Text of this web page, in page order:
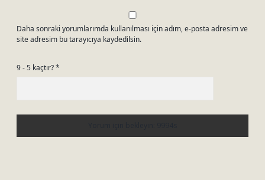
Daha sonraki yorumlarımda kullanılması için adım, e-posta adresim ve
site adresim bu tarayıcıya kaydedilsin.
9 - 5 kaçtır?*